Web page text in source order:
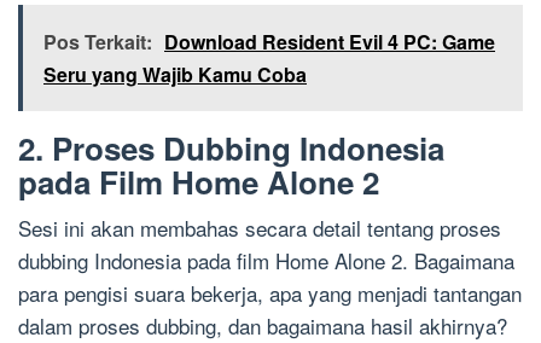
Pos Terkait: Download Resident Evil 4 PC: Game
Seru yang Wajib Kamu Coba
2. Proses Dubbing Indonesia
pada Film Home Alone 2
Sesi ini akan membahas secara detail tentang proses
dubbing Indonesia pada film Home Alone 2. Bagaimana
para pengisi suara bekerja, apa yang menjadi tantangan
dalam proses dubbing, dan bagaimana hasil akhirnya?